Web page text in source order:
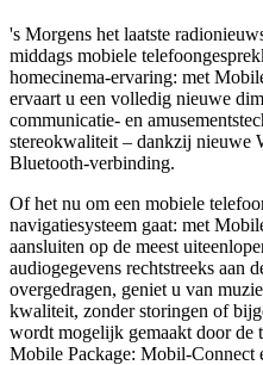
's Morgens het laatste
middags mobiele
homecinema-ervaring: met
ervaart u een volledig nieuwe
communicatie- en
stereokwaliteit – dankzij nieuwe
Bluetooth-verbinding.
Of het nu om een mobiele
navigatiesysteem gaat: met
aansluiten op de meest
audiogegevens rechtstreeks aan
overgedragen, geniet u van
kwaliteit, zonder storingen of
wordt mogelijk gemaakt door de
Mobile Package: Mobil-Connect